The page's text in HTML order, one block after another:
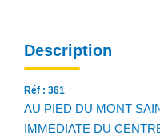
Description
Réf : 361
AU PIED DU MONT
IMMEDIATE DU